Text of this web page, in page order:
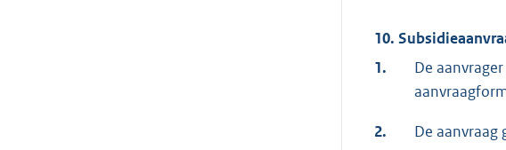
10.
1.
De
2. De aanvraag